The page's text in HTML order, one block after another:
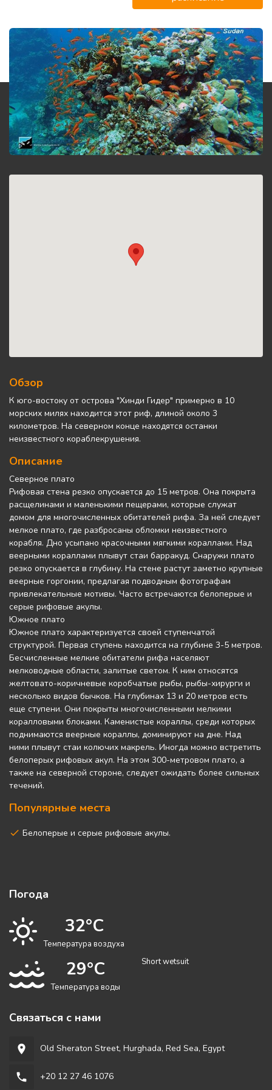
Обзор
К юго-востоку от острова "Хинди Гидер" примерно в 10
морских милях находится этот риф, длиной около 3
километров. На северном конце находятся останки
неизвестного кораблекрушения.
Описание
Северное плато
Рифовая стена резко опускается до 15 метров. Она покрыта
расщелинами и маленькими пещерами, которые служат
домом для многочисленных обитателей рифа. За ней следует
мелкое плато, где разбросаны обломки неизвестного
корабля. Дно усыпано красочными мягкими кораллами. Над
веерными кораллами плывут стаи барракуд. Снаружи плато
резко опускается в глубину. На стене растут заметно крупные
веерные горгонии, предлагая подводным фотографам
привлекательные мотивы. Часто встречаются белоперые и
серые рифовые акулы.
Южное плато
Южное плато характеризуется своей ступенчатой
структурой. Первая ступень находится на глубине 3-5 метров.
Бесчисленные мелкие обитатели рифа населяют
мелководные области, залитые светом. К ним относятся
желтовато-коричневые коробчатые рыбы, рыбы-хирурги и
несколько видов бычков. На глубинах 13 и 20 метров есть
еще ступени. Они покрыты многочисленными мелкими
коралловыми блоками. Каменистые кораллы, среди которых
поднимаются веерные кораллы, доминируют на дне. Над
ними плывут стаи колючих макрель. Иногда можно встретить
белоперых рифовых акул. На этом 300-метровом плато, а
также на северной стороне, следует ожидать более сильных
течений.
Популярные места
Белоперые и серые рифовые акулы.
Погода
32°C
Температура воздуха
29°C
Температура воды
Short wetsuit
Связаться с нами
room Old Sheraton Street, Hurghada, Red Sea, Egypt
phone +20 12 27 46 1076